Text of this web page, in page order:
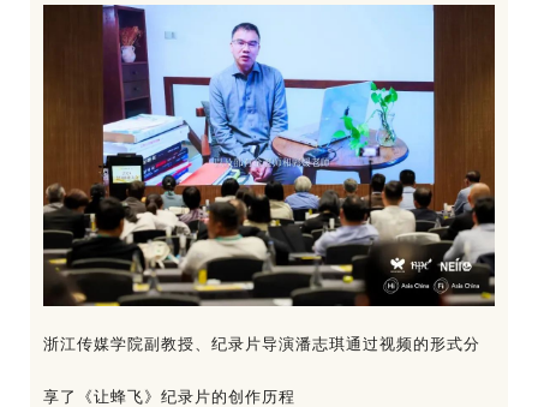
浙江传媒学院副教授、纪录片导演潘志琪通过视频的形式分
享了《让蜂飞》纪录片的创作历程